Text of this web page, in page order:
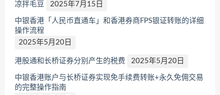
凉拌毛豆 2025年7月15日
中银香港「人民币直通车」和香港券商FPS银证转账的详细
操作流程
2025年5月20日
港股通和长桥证券分别产生的税费 2025年5月20日
中银香港账户与长桥证券实现免手续费转账+永久免佣交易
的完整操作指南